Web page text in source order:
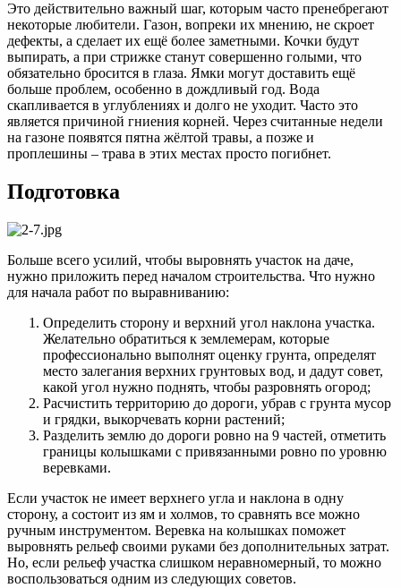
Это действительно важный шаг, которым часто пренебрегают
некоторые любители. Газон, вопреки их мнению, не скроет
дефекты, а сделает их ещё более заметными. Кочки будут
выпирать, а при стрижке станут совершенно голыми, что
обязательно бросится в глаза. Ямки могут доставить ещё
больше проблем, особенно в дождливый год. Вода
скапливается в углублениях и долго не уходит. Часто это
является причиной гниения корней. Через считанные недели
на газоне появятся пятна жёлтой травы, а позже и
проплешины – трава в этих местах просто погибнет.
Подготовка
Больше всего усилий, чтобы выровнять участок на даче,
нужно приложить перед началом строительства. Что нужно
для начала работ по выравниванию:
Определить сторону и верхний угол наклона участка.
Желательно обратиться к землемерам, которые
профессионально выполнят оценку грунта, определят
место залегания верхних грунтовых вод, и дадут совет,
какой угол нужно поднять, чтобы разровнять огород;
Расчистить территорию до дороги, убрав с грунта мусор
и грядки, выкорчевать корни растений;
Разделить землю до дороги ровно на 9 частей, отметить
границы колышками с привязанными ровно по уровню
веревками.
Если участок не имеет верхнего угла и наклона в одну
сторону, а состоит из ям и холмов, то сравнять все можно
ручным инструментом. Веревка на колышках поможет
выровнять рельеф своими руками без дополнительных затрат.
Но, если рельеф участка слишком неравномерный, то можно
воспользоваться одним из следующих советов.